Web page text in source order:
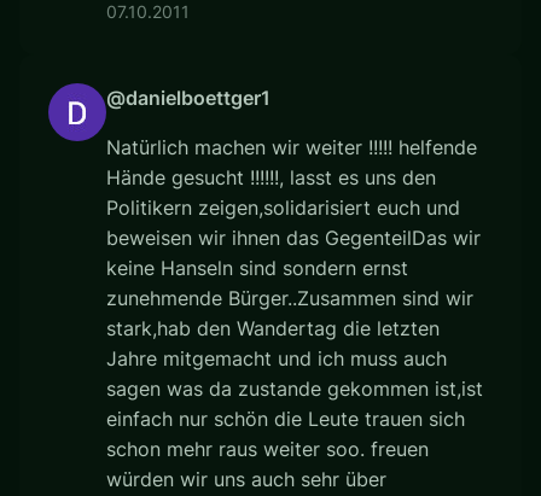
07.10.2011
@danielboettger1
Natürlich machen wir weiter !!!!! helfende
Hände gesucht !!!!!!, lasst es uns den
Politikern zeigen,solidarisiert euch und
beweisen wir ihnen das GegenteilDas wir
keine Hanseln sind sondern ernst
zunehmende Bürger..Zusammen sind wir
stark,hab den Wandertag die letzten
Jahre mitgemacht und ich muss auch
sagen was da zustande gekommen ist,ist
einfach nur schön die Leute trauen sich
schon mehr raus weiter soo. freuen
würden wir uns auch sehr über